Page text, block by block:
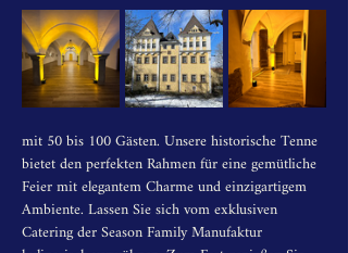
mit 50 bis 100 Gästen. Unsere historische Tenne
bietet den perfekten Rahmen für eine gemütliche
Feier mit elegantem Charme und einzigartigem
Ambiente. Lassen Sie sich vom exklusiven
Catering der Season Family Manufaktur